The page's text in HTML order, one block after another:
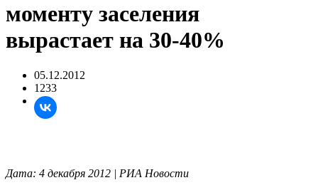
моменту заселения
вырастает на 30-40%
05.12.2012
1233
Дата: 4 декабря 2012 | РИА Новости